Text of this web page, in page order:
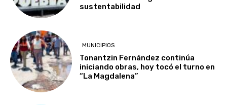
sustentabilidad
MUNICIPIOS
Tonantzin Fernández continúa
iniciando obras, hoy tocó el turno en
“La Magdalena”